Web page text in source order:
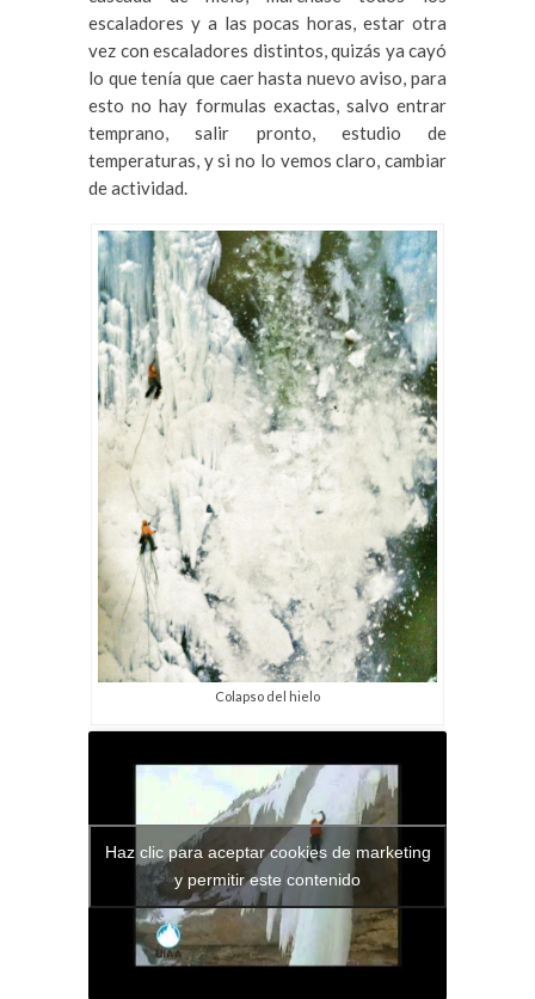
escaladores y a las pocas horas, estar otra
vez con escaladores distintos, quizás ya cayó
lo que tenía que caer hasta nuevo aviso, para
esto no hay formulas exactas, salvo entrar
temprano, salir pronto, estudio de
temperaturas, y si no lo vemos claro, cambiar
de actividad.
Colapso del hielo
Haz clic para aceptar cookies de marketing
y permitir este contenido